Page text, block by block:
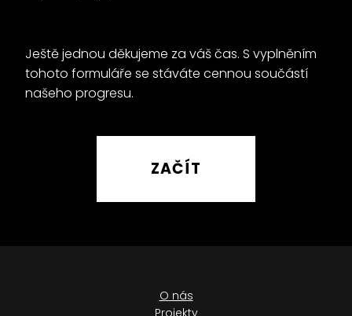
Ještě jednou děkujeme za váš čas. S vyplněním
tohoto formuláře se stáváte cennou součástí
našeho progresu.
ZAČÍT
O nás
Projekty